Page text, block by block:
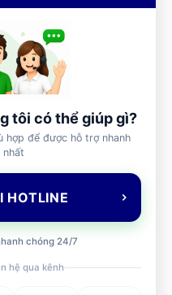
tôi có thể giúp gì?
hợp để được hỗ trợ nhanh
nhất
HOTLINE
chóng 24/7
hệ qua kênh